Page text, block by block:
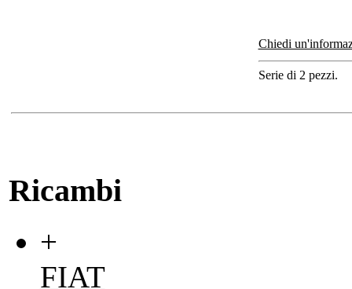
Chiedi
Serie di 2 pezzi.
Ricambi
+
FIAT